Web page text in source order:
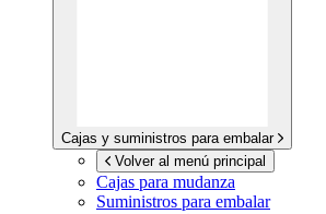
Cajas y suministros para embalar
Volver al menú principal
Cajas para mudanza
Suministros para embalar